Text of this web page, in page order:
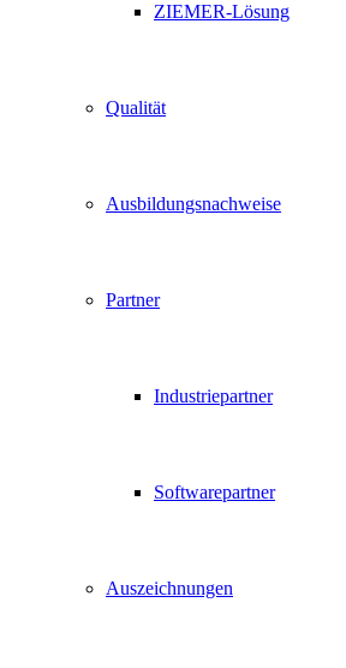
ZIEMER-Lösung
Qualität
Ausbildungsnachweise
Partner
Industriepartner
Softwarepartner
Auszeichnungen